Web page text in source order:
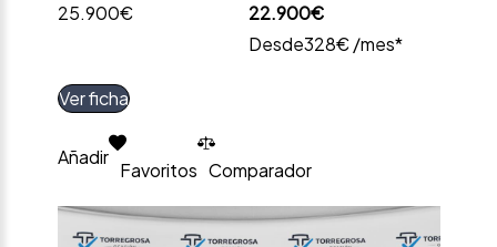
25.900€
22.900€
Desde328€ /mes*
Ver ficha
Añadir
Favoritos Comparador